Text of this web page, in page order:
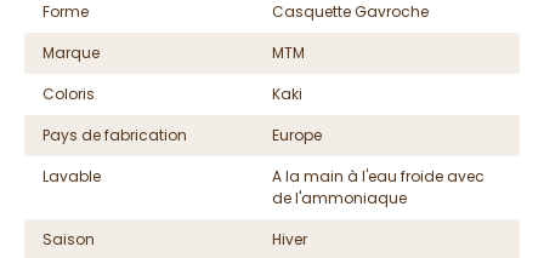
Forme
Casquette Gavroche
Marque
MTM
Coloris
Kaki
Pays de fabrication
Europe
Lavable
A la main à l'eau froide avec
de l'ammoniaque
Saison
Hiver